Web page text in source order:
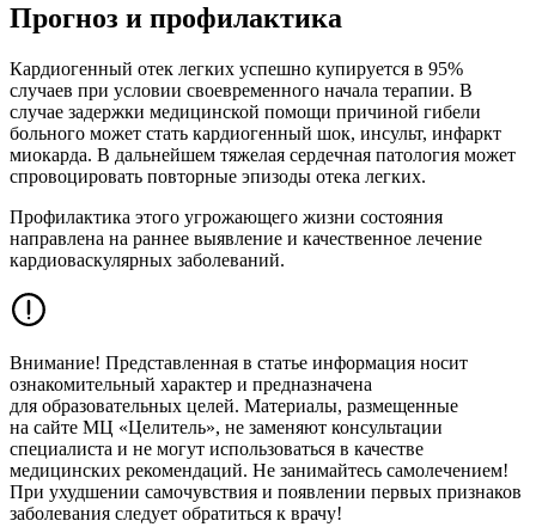
Прогноз и профилактика
Кардиогенный отек легких успешно купируется в 95%
случаев при условии своевременного начала терапии. В
случае задержки медицинской помощи причиной гибели
больного может стать кардиогенный шок, инсульт, инфаркт
миокарда. В дальнейшем тяжелая сердечная патология может
спровоцировать повторные эпизоды отека легких.
Профилактика этого угрожающего жизни состояния
направлена на раннее выявление и качественное лечение
кардиоваскулярных заболеваний.
Внимание! Представленная в статье информация носит
ознакомительный характер и предназначена
для образовательных целей. Материалы, размещенные
на сайте МЦ «Целитель», не заменяют консультации
специалиста и не могут использоваться в качестве
медицинских рекомендаций. Не занимайтесь самолечением!
При ухудшении самочувствия и появлении первых признаков
заболевания следует обратиться к врачу!